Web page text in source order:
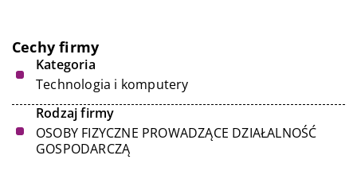
Cechy firmy
Kategoria
Technologia i komputery
Rodzaj firmy
OSOBY FIZYCZNE PROWADZĄCE DZIAŁALNOŚĆ
GOSPODARCZĄ